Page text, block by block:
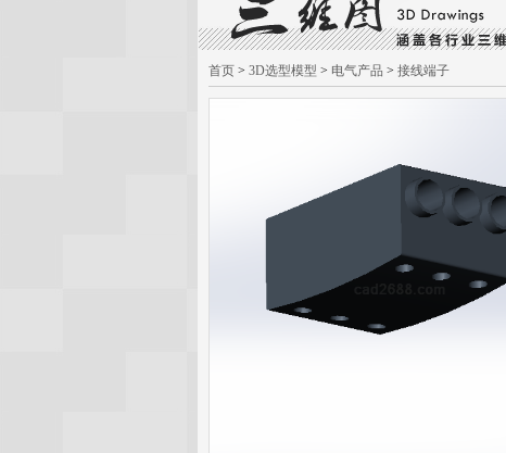
首页 > 3D选型模型 > 电气产品 > 接线端子